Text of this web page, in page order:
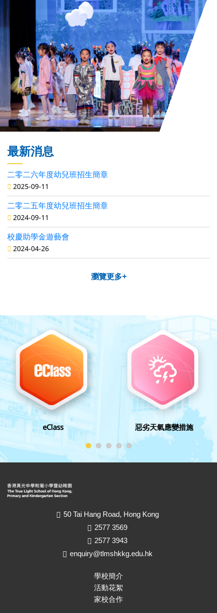
最新消息
二零二六年度幼兒班招生簡章
2025-09-11
二零二五年度幼兒班招生簡章
2024-09-11
校慶助學金遊藝會
2024-04-26
瀏覽更多+
eClass 惡劣天氣應變措施
50 Tai Hang Road, Hong Kong
2577 3569
2577 3943
enquiry@tlmshkkg.edu.hk
學校簡介
活動花絮
家校合作